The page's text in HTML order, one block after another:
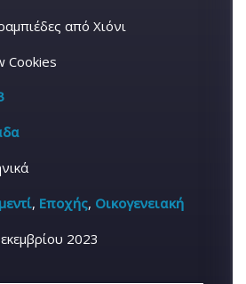
από Χιόνι
Cookies
, Εποχής, Οικογενειακή
2023